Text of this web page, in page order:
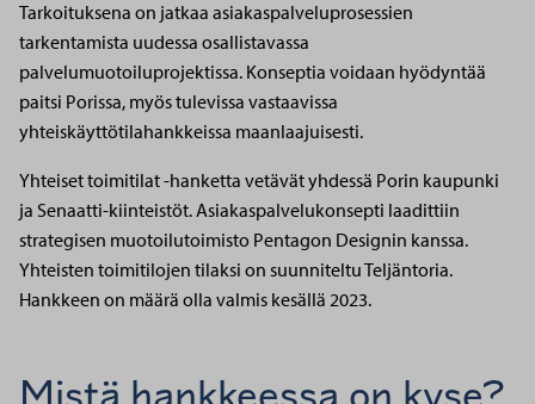
Tarkoituksena on jatkaa asiakaspalveluprosessien
tarkentamista uudessa osallistavassa
palvelumuotoiluprojektissa. Konseptia voidaan hyödyntää
paitsi Porissa, myös tulevissa vastaavissa
yhteiskäyttötilahankkeissa maanlaajuisesti.
Yhteiset toimitilat -hanketta vetävät yhdessä Porin kaupunki
ja Senaatti-kiinteistöt. Asiakaspalvelukonsepti laadittiin
strategisen muotoilutoimisto Pentagon Designin kanssa.
Yhteisten toimitilojen tilaksi on suunniteltu Teljäntoria.
Hankkeen on määrä olla valmis kesällä 2023.